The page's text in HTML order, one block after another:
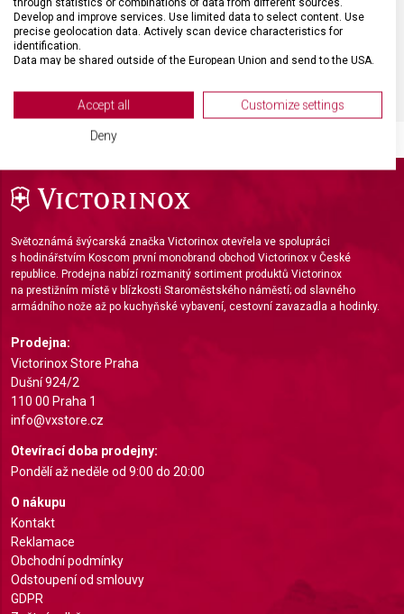
MATERIÁL Kůže
BARVA
Světoznámá švýcarská značka Victorinox otevřela ve spolupráci
s hodinářstvím Koscom první monobrand obchod Victorinox v České
republice. Prodejna nabízí rozmanitý sortiment produktů Victorinox
na prestižním místě v blízkosti Staroměstského náměstí; od slavného
armádního nože až po kuchyňské vybavení, cestovní zavazadla a hodinky.
Prodejna:
Victorinox Store Praha
Dušní 924/2
110 00 Praha 1
info@vxstore.cz
Otevírací doba prodejny:
Pondělí až neděle od 9:00 do 20:00
O nákupu
Kontakt
Reklamace
Obchodní podmínky
Odstoupení od smlouvy
GDPR
Develop and improve services. Use limited data to select content. Use
precise geolocation data. Actively scan device characteristics for
identification.
Data may be shared outside of the European Union and send to the USA.
View Partner List (2 IAB Vendors)
We use your data for the following purposes:
Use limited data to select advertising
Create profiles for personalised advertising
Use profiles to select personalised
advertising
Create profiles to personalise content
Use profiles to select personalised content
Measure advertising performance
Measure content performance
combinations of data from different sources
Develop and improve services
Use limited data to select content
IAB Special Features:
Accept all Customize settings
Deny